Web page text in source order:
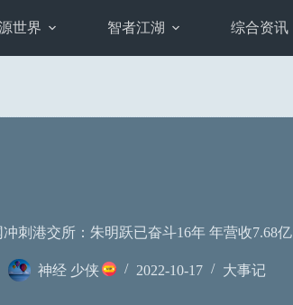
世界 智者江湖 综合资讯
刺港交所：朱明跃已奋斗16年 年营收7.68亿
神经 少侠 2022-10-17 大事记